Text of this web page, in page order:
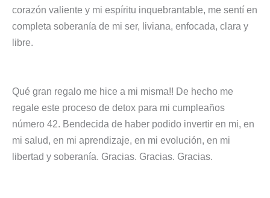
corazón valiente y mi espíritu inquebrantable, me sentí en
completa soberanía de mi ser, liviana, enfocada, clara y
libre.
Qué gran regalo me hice a mi misma!! De hecho me
regale este proceso de detox para mi cumpleaños
número 42. Bendecida de haber podido invertir en mi, en
mi salud, en mi aprendizaje, en mi evolución, en mi
libertad y soberanía. Gracias. Gracias. Gracias.